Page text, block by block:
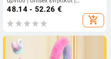
Διατηρούν τη θερμοκρασία το
φθινόπωρο (Υλικό: Μαλλί;
θερμοκρασίας; Φύλο: Unisex;
Ηλικία: Ενήλικες; Σεζόν: Χειμώνας,
Άνοιξη, Φθινόπωρο)
48.14 - 52.26 €
add_shopping_cart